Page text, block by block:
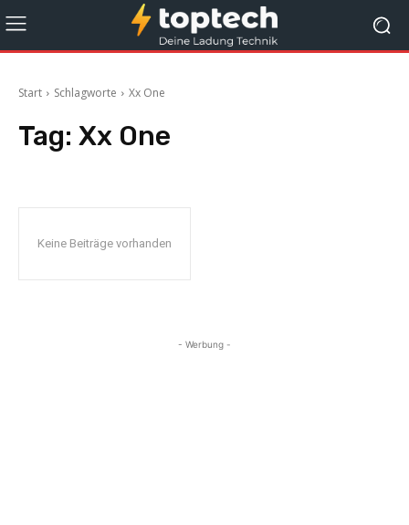
Start Schlagworte Xx One
Tag: Xx One
Keine Beiträge vorhanden
- Werbung -